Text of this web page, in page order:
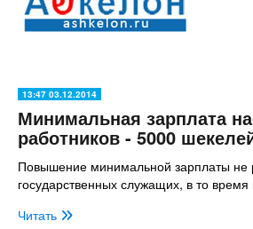
13:47 03.12.2014
Минимальная зарплата
работников - 5000
Повышение минимальной зарплаты не
государственных служащих, в то
Читать